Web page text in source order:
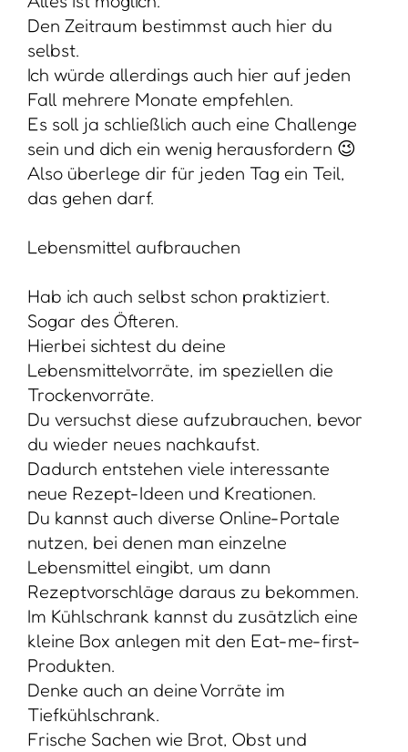
Den Zeitraum bestimmst auch hier du
selbst.
Ich würde allerdings auch hier auf jeden
Fall mehrere Monate empfehlen.
Es soll ja schließlich auch eine Challenge
sein und dich ein wenig herausfordern 😉
Also überlege dir für jeden Tag ein Teil,
das gehen darf.
Lebensmittel aufbrauchen
Hab ich auch selbst schon praktiziert.
Sogar des Öfteren.
Hierbei sichtest du deine
Lebensmittelvorräte, im speziellen die
Trockenvorräte.
Du versuchst diese aufzubrauchen, bevor
du wieder neues nachkaufst.
Dadurch entstehen viele interessante
neue Rezept-Ideen und Kreationen.
Du kannst auch diverse Online-Portale
nutzen, bei denen man einzelne
Lebensmittel eingibt, um dann
Rezeptvorschläge daraus zu bekommen.
Im Kühlschrank kannst du zusätzlich eine
kleine Box anlegen mit den Eat-me-first-
Produkten.
Denke auch an deine Vorräte im
Tiefkühlschrank.
Frische Sachen wie Brot, Obst und